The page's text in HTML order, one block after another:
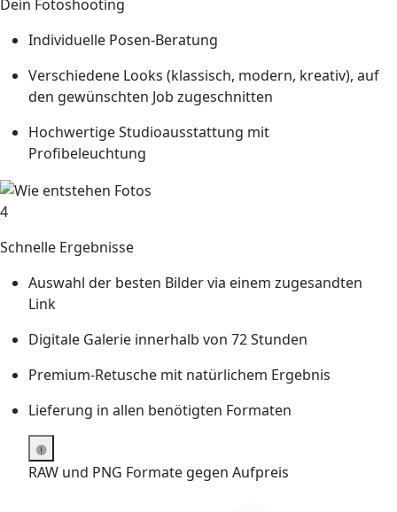
Dein Fotoshooting
Individuelle Posen-Beratung
Verschiedene Looks (klassisch, modern, kreativ), auf
den gewünschten Job zugeschnitten
Hochwertige Studioausstattung mit
Profibeleuchtung
4
Schnelle Ergebnisse
Auswahl der besten Bilder via einem zugesandten
Link
Digitale Galerie innerhalb von 72 Stunden
Premium-Retusche mit natürlichem Ergebnis
Lieferung in allen benötigten Formaten
RAW und PNG Formate gegen Aufpreis